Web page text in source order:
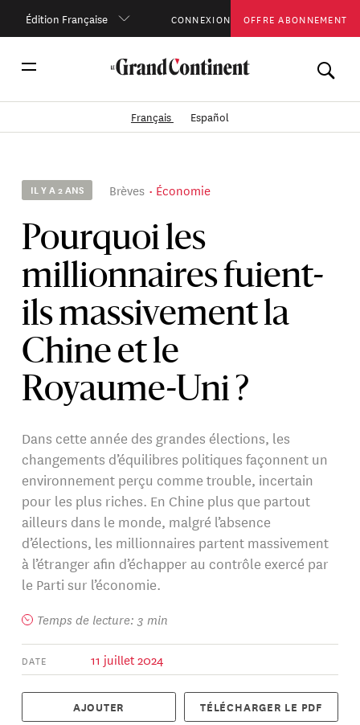
Édition Française CONNEXION OFFRE ABONNEMENT
Français Español
IL Y A 2 ANS Brèves Économie
Pourquoi les
millionnaires fuient-
ils massivement la
Chine et le
Royaume-Uni ?
Dans cette année des grandes élections, les
changements d’équilibres politiques façonnent un
environnement perçu comme trouble, incertain
pour les plus riches. En Chine plus que partout
ailleurs dans le monde, malgré l’absence
d’élections, les millionnaires partent massivement
à l’étranger afin d’échapper au contrôle exercé par
le Parti sur l’économie.
Temps de lecture: 3 min
DATE 11 juillet 2024
AJOUTER TÉLÉCHARGER LE PDF